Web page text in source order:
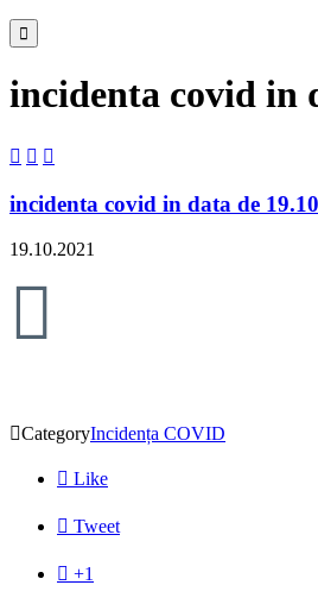

incidenta covid in
  
incidenta covid in data de
19.10.2021

CategoryIncidența COVID
 Like
 Tweet
 +1